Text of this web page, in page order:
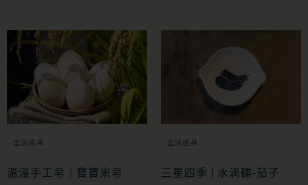
生活道具
溫溫手工皂｜寶寶米皂
生活道具
三星四季 | 水滴碟-茄子